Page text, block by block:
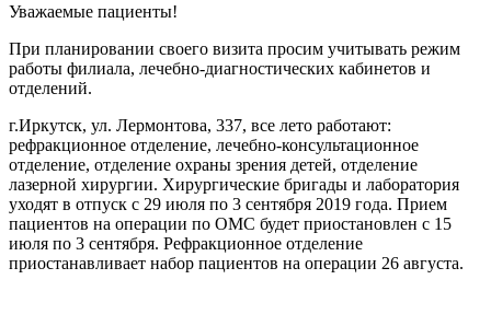
Уважаемые пациенты!
При планировании своего визита просим учитывать режим
работы филиала, лечебно-диагностических кабинетов и
отделений.
г.Иркутск, ул. Лермонтова, 337, все лето работают:
рефракционное отделение, лечебно-консультационное
отделение, отделение охраны зрения детей, отделение
лазерной хирургии. Хирургические бригады и лаборатория
уходят в отпуск с 29 июля по 3 сентября 2019 года. Прием
пациентов на операции по ОМС будет приостановлен с 15
июля по 3 сентября. Рефракционное отделение
приостанавливает набор пациентов на операции 26 августа.